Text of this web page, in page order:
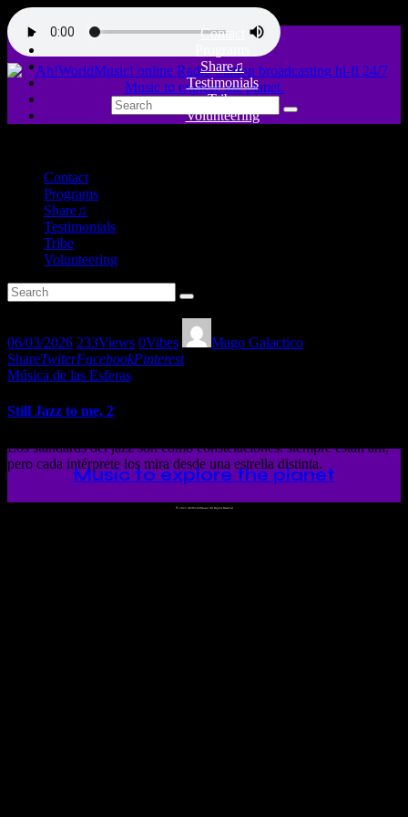
Contact
Share♫
Testimonials
Tribe
Volunteering
Contact
Programs
Share♫
Testimonials
Tribe
Volunteering
06/03/2026 233Views 0Vibes
Mago Galactico
ShareTwiterFacebookPinterest
Música de las Esferas
Still Jazz to me, 2
Los standards del jazz son como constelaciones: siempre están ahí,
pero cada intérprete los mira desde una estrella distinta.
Music to explore the planet
© 2023 Ah!WorldMusic! All Rights Reserved